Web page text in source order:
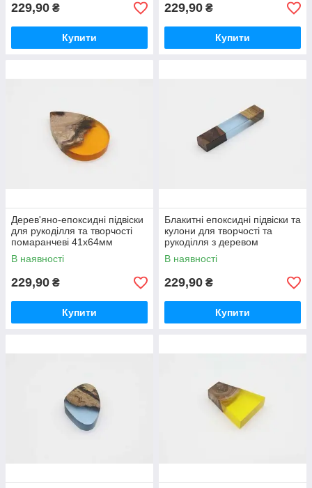
229,90 ₴
Купити
229,90 ₴
Купити
Дерев'яно-епоксидні підвіски
для рукоділля та творчості
помаранчеві 41х64мм
біжутерія для брелоків /
Дерев'яно-епоксидні підвіски
В наявності
229,90 ₴
Купити
Блакитні епоксидні підвіски та
кулони для творчості та
рукоділля з деревом
70х14мм / Блакитні епоксидні
підвіски та кулони для
В наявності
229,90 ₴
Купити